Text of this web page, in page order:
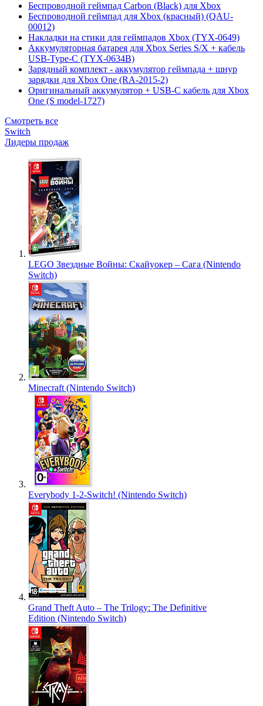
Беспроводной геймпад Carbon (Black) для Xbox
Беспроводной геймпад для Xbox (красный) (QAU-
00012)
Накладки на стики для геймпадов Xbox (TYX-0649)
Аккумуляторная батарея для Xbox Series S/X + кабель
USB-Type-C (TYX-0634B)
Зарядный комплект - аккумулятор геймпада + шнур
зарядки для Xbox One (RA-2015-2)
Оригинальный аккумулятор + USB-C кабель для Xbox
One (S model-1727)
Смотреть все
Switch
Лидеры продаж
LEGO Звездные Войны: Скайуокер – Сага (Nintendo
Switch)
Minecraft (Nintendo Switch)
Everybody 1-2-Switch! (Nintendo Switch)
Grand Theft Auto – The Trilogy: The Definitive
Edition (Nintendo Switch)